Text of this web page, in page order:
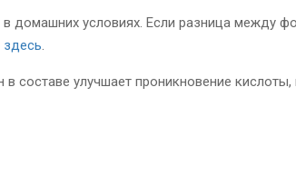
домашних условиях. Если разница между
здесь.
составе улучшает проникновение кислоты,